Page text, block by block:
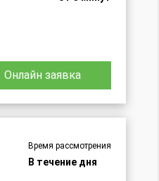
Онлайн заявка
Время рассмотрения
В течение дня